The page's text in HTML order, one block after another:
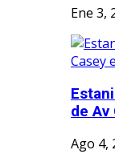
Ene 3,
de Av
Ago 4,